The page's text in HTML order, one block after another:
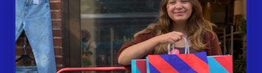
Butiker
Lämna in
Vårt överskott